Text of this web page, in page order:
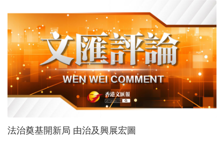
法治奠基開新局 由治及興展宏圖